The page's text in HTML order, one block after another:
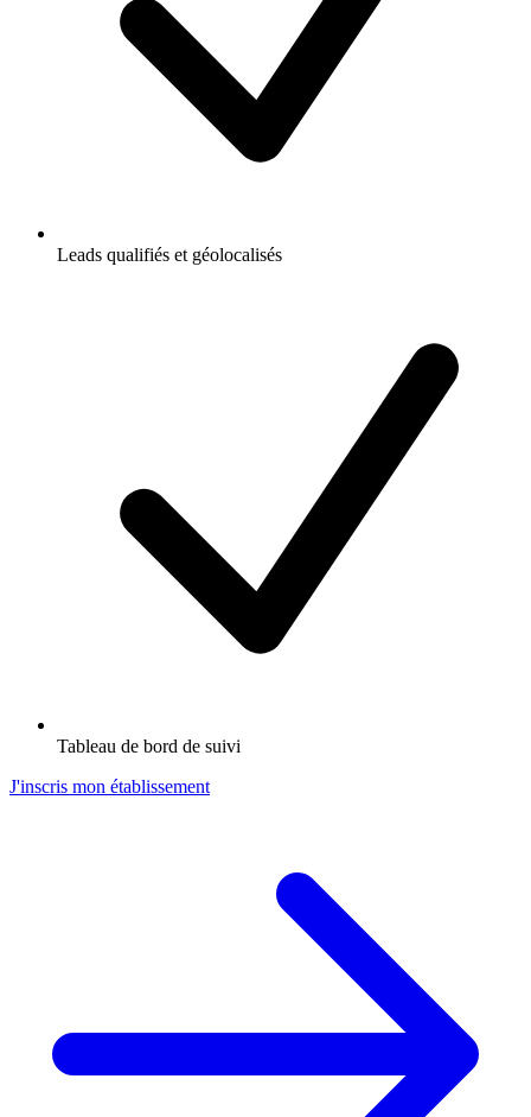
Leads qualifiés et géolocalisés
Tableau de bord de suivi
J'inscris mon établissement